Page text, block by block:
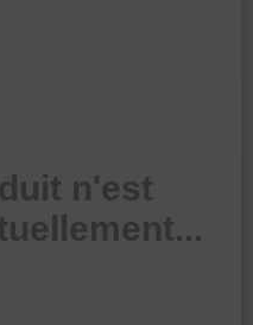
n'est